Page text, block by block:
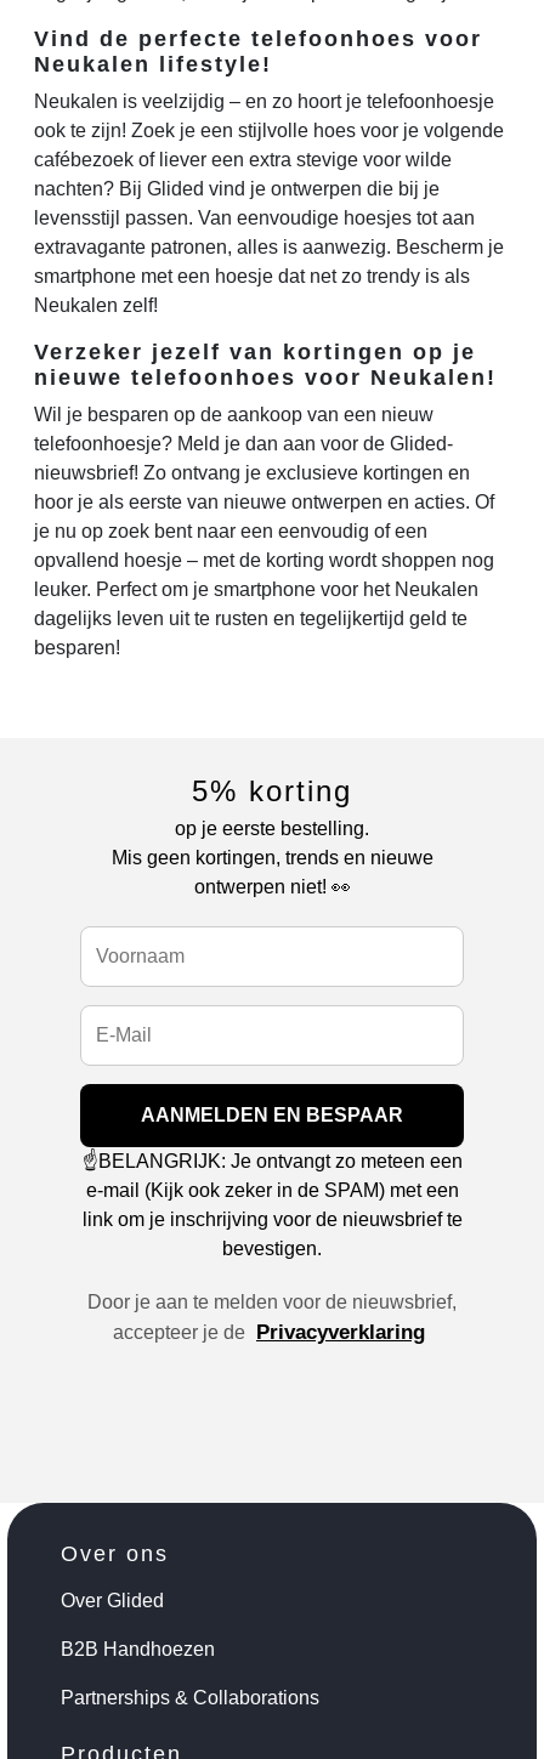
Vind de perfecte telefoonhoes voor
Neukalen lifestyle!
Neukalen is veelzijdig – en zo hoort je telefoonhoesje
ook te zijn! Zoek je een stijlvolle hoes voor je volgende
cafébezoek of liever een extra stevige voor wilde
nachten? Bij Glided vind je ontwerpen die bij je
levensstijl passen. Van eenvoudige hoesjes tot aan
extravagante patronen, alles is aanwezig. Bescherm je
smartphone met een hoesje dat net zo trendy is als
Neukalen zelf!
Verzeker jezelf van kortingen op je
nieuwe telefoonhoes voor Neukalen!
Wil je besparen op de aankoop van een nieuw
telefoonhoesje? Meld je dan aan voor de Glided-
nieuwsbrief! Zo ontvang je exclusieve kortingen en
hoor je als eerste van nieuwe ontwerpen en acties. Of
je nu op zoek bent naar een eenvoudig of een
opvallend hoesje – met de korting wordt shoppen nog
leuker. Perfect om je smartphone voor het Neukalen
dagelijks leven uit te rusten en tegelijkertijd geld te
besparen!
5% korting
op je eerste bestelling.
Mis geen kortingen, trends en nieuwe
ontwerpen niet! 👀
AANMELDEN EN BESPAAR
☝️BELANGRIJK: Je ontvangt zo meteen een
e-mail (Kijk ook zeker in de SPAM) met een
link om je inschrijving voor de nieuwsbrief te
bevestigen.
Door je aan te melden voor de nieuwsbrief,
accepteer je de Privacyverklaring
Over ons
Over Glided
B2B Handhoezen
Partnerships & Collaborations
Producten